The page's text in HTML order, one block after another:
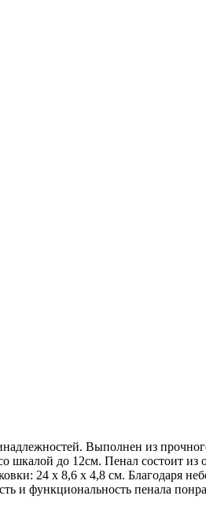
Выполнен из
шкалой до 12см. Пенал состоит
24 х 8,6 х 4,8 см. Благодаря
и функциональность пенала